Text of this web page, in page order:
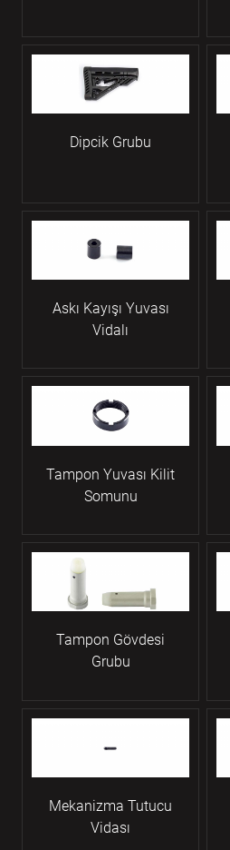
Dipcik Grubu
Askı Kayışı Yuvası
Vidalı
Tampon Yuvası Kilit
Somunu
Tampon Gövdesi
Grubu
Mekanizma Tutucu
Vidası